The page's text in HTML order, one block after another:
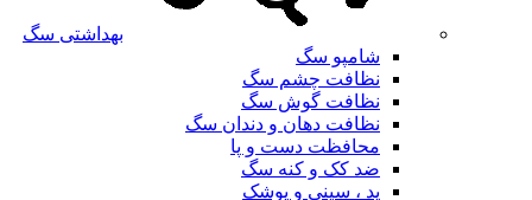
بهداشتی سگ
شامپو سگ
نظافت چشم سگ
نظافت گوش سگ
نظافت دهان و دندان سگ
محافظت دست و پا
ضد کک و کنه سگ
پد ، سینی و پوشک